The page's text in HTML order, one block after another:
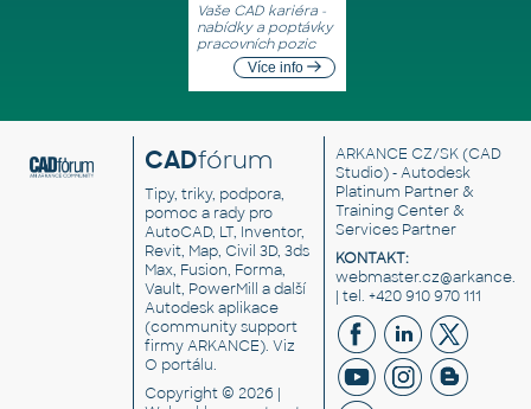
Vaše CAD kariéra -
nabídky a poptávky
pracovních pozic
Více info
CADfórum
Tipy, triky, podpora,
pomoc a rady pro
AutoCAD, LT, Inventor,
Revit, Map, Civil 3D, 3ds
Max, Fusion, Forma,
Vault, PowerMill a další
Autodesk aplikace
(community support
firmy ARKANCE). Viz
O portálu.
Copyright © 2026 |
ARKANCE CZ/SK(CAD
Studio) - Autodesk
Platinum Partner &
Training Center &
Services Partner
KONTAKT:
| tel. +420 910 970 111